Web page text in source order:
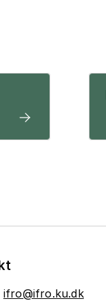
ifro@ifro.ku.dk